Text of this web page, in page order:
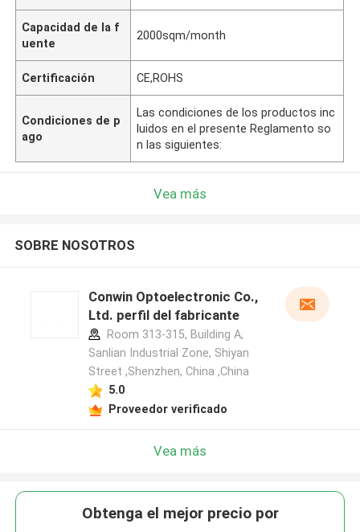
Capacidad de la f
uente
2000sqm/month
Certificación CE,ROHS
Condiciones de p
ago
Las condiciones de los productos inc
luidos en el presente Reglamento so
n las siguientes:
Vea más
SOBRE NOSOTROS
Conwin Optoelectronic Co.,
Ltd. perfil del fabricante
Room 313-315, Building A,
Sanlian Industrial Zone, Shiyan
Street ,Shenzhen, China ,China
5.0
Proveedor verificado
Vea más
Obtenga el mejor precio por